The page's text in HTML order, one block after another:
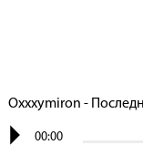
Oxxxymiron -
00:00